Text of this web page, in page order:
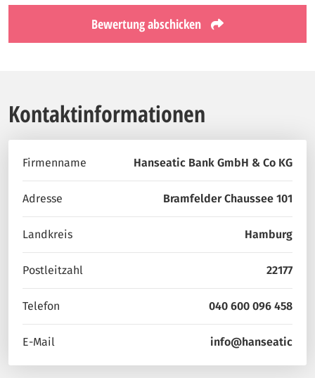
Bewertung abschicken
Kontaktinformationen
Firmenname Hanseatic Bank GmbH & Co KG
Adresse Bramfelder Chaussee 101
Landkreis Hamburg
Postleitzahl 22177
Telefon 040 600 096 458
E-Mail info@hanseatic